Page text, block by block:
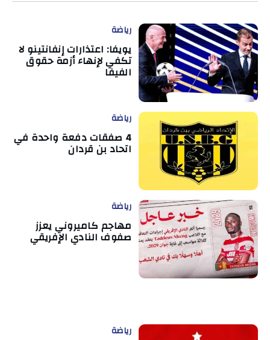
رياضة
يويفا: اعتذارات إنفانتينو لا
تكفي لإنهاء أزمة حقوق
الفيفا
رياضة
4 صفقات دفعة واحدة في
اتحاد بن قردان
رياضة
مهاجم كاميروني يعزز
صفوف النادي الإفريقي
رياضة